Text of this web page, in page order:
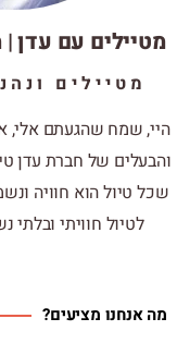
מטיילים עם עדן |
מטיילים
היי, שמח שהגעתם אלי,
והבעלים של חברת עדן
שכל טיול הוא חוויה
לטיול חוויתי ובלתי
מה אנחנו מציעים?